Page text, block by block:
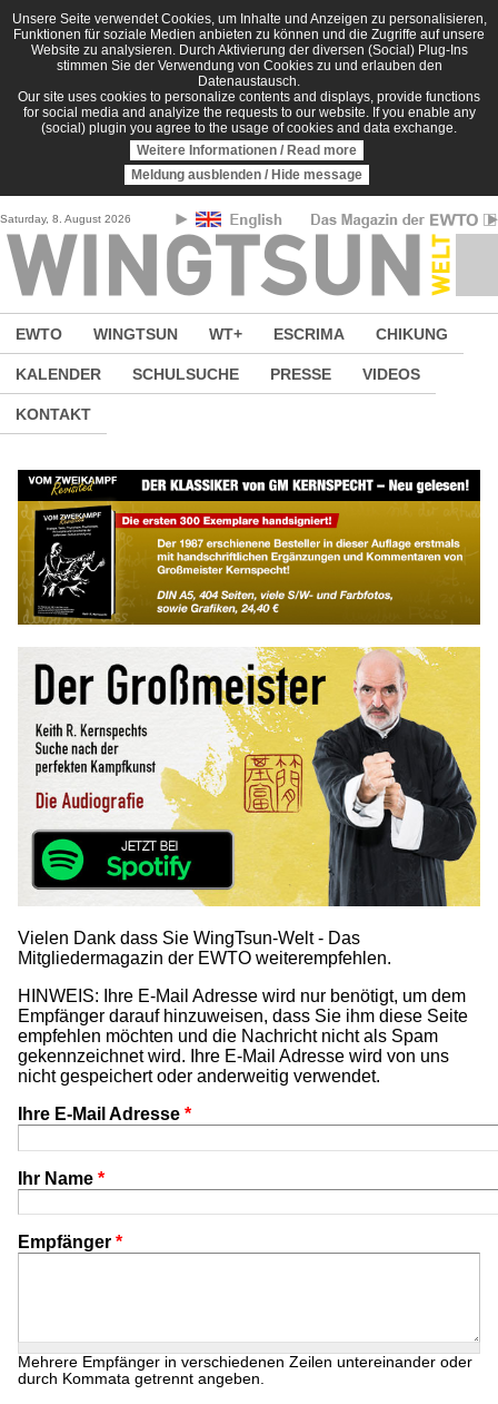
Direkt zum Inhalt
Unsere Seite verwendet Cookies, um Inhalte und Anzeigen zu personalisieren,
Funktionen für soziale Medien anbieten zu können und die Zugriffe auf unsere
Website zu analysieren. Durch Aktivierung der diversen (Social) Plug-Ins
stimmen Sie der Verwendung von Cookies zu und erlauben den
Datenaustausch.
Our site uses cookies to personalize contents and displays, provide functions
for social media and analyize the requests to our website. If you enable any
(social) plugin you agree to the usage of cookies and data exchange.
Weitere Informationen / Read more
Meldung ausblenden / Hide message
Saturday, 8. August 2026
EWTO WINGTSUN WT+ ESCRIMA CHIKUNG
KALENDER SCHULSUCHE PRESSE VIDEOS
KONTAKT
Vielen Dank dass Sie WingTsun-Welt - Das
Mitgliedermagazin der EWTO weiterempfehlen.
HINWEIS: Ihre E-Mail Adresse wird nur benötigt, um dem
Empfänger darauf hinzuweisen, dass Sie ihm diese Seite
empfehlen möchten und die Nachricht nicht als Spam
gekennzeichnet wird. Ihre E-Mail Adresse wird von uns
nicht gespeichert oder anderweitig verwendet.
Ihre E-Mail Adresse *
Ihr Name *
Empfänger *
Mehrere Empfänger in verschiedenen Zeilen untereinander oder
durch Kommata getrennt angeben.